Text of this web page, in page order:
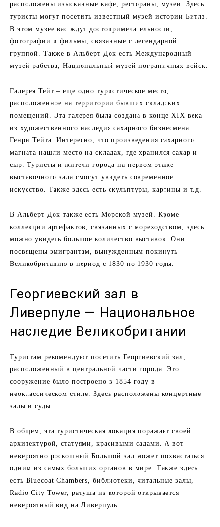
расположены изысканные кафе, рестораны, музеи. Здесь
туристы могут посетить известный музей истории Битлз.
В этом музее вас ждут достопримечательности,
фотографии и фильмы, связанные с легендарной
группой. Также в Альберт Док есть Международный
музей рабства, Национальный музей пограничных войск.
Галерея Тейт – еще одно туристическое место,
расположенное на территории бывших складских
помещений. Эта галерея была создана в конце XIX века
из художественного наследия сахарного бизнесмена
Генри Тейта. Интересно, что произведения сахарного
магната нашли место на складах, где хранился сахар и
сыр. Туристы и жители города на первом этаже
выставочного зала смогут увидеть современное
искусство. Также здесь есть скульптуры, картины и т.д.
В Альберт Док также есть Морской музей. Кроме
коллекции артефактов, связанных с мореходством, здесь
можно увидеть большое количество выставок. Они
посвящены эмигрантам, вынужденным покинуть
Великобританию в период с 1830 по 1930 годы.
Георгиевский зал в
Ливерпуле — Национальное
наследие Великобритании
Туристам рекомендуют посетить Георгиевский зал,
расположенный в центральной части города. Это
сооружение было построено в 1854 году в
неоклассическом стиле. Здесь расположены концертные
залы и суды.
В общем, эта туристическая локация поражает своей
архитектурой, статуями, красивыми садами. А вот
невероятно роскошный Большой зал может похвастаться
одним из самых больших органов в мире. Также здесь
есть Bluecoat Chambers, библиотеки, читальные залы,
Radio City Tower, ратуша из которой открывается
невероятный вид на Ливерпуль.